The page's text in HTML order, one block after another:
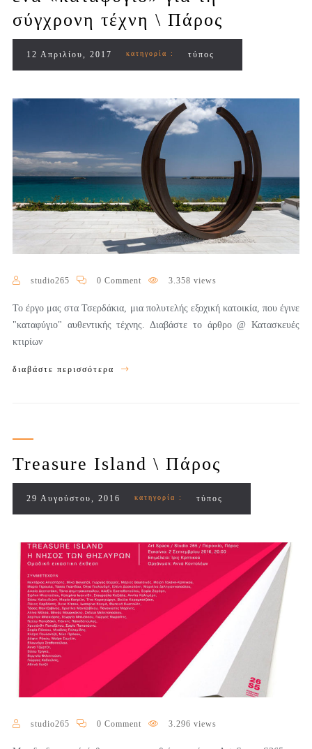
σύγχρονη τέχνη \ Πάρος
12 Απριλίου, 2017 κατηγορία : τύπος
studio265 0 Comment 3.358 views
Το έργο μας στα Τσερδάκια, μια πολυτελής εξοχική κατοικία, που έγινε
"καταφύγιο" αυθεντικής τέχνης. Διαβάστε το άρθρο @ Κατασκευές
κτιρίων
διαβάστε περισσότερα
Treasure Island \ Πάρος
29 Αυγούστου, 2016 κατηγορία : τύπος
studio265 0 Comment 3.296 views